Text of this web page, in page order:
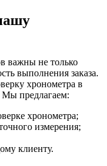
важны не только
выполнения заказа.
хронометра в
Мы предлагаем:
хронометра;
измерения;
клиенту.